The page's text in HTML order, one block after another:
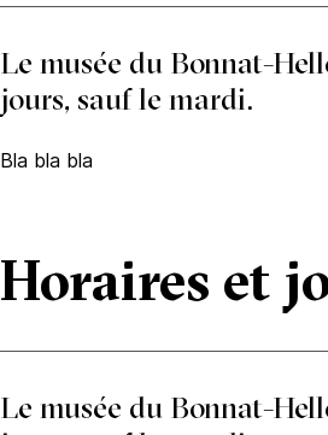
Le musée du Bonnat-
jours, sauf le mardi.
Bla bla bla
Horaires et
Le musée du Bonnat-